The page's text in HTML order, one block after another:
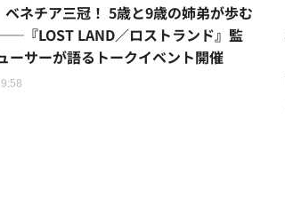
ベネチア三冠！ 5歳と9歳の姉弟が歩む
『LOST LAND／ロストランド』監
ーサーが語るトークイベント開催